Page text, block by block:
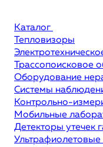
Каталог
Тепловизоры
Трассопоисковое
Оборудование
Системы
Контрольно-
Мобильные
Детекторы утечек